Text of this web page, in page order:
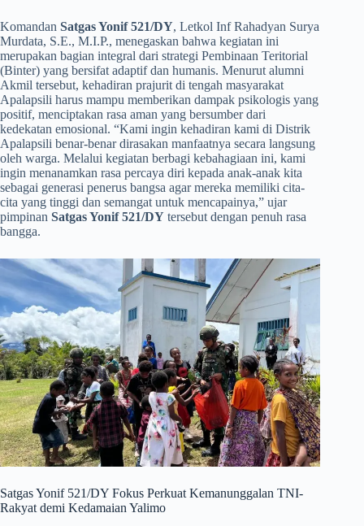
​Komandan Satgas Yonif 521/DY, Letkol Inf Rahadyan Surya
Murdata, S.E., M.I.P., menegaskan bahwa kegiatan ini
merupakan bagian integral dari strategi Pembinaan Teritorial
(Binter) yang bersifat adaptif dan humanis. Menurut alumni
Akmil tersebut, kehadiran prajurit di tengah masyarakat
Apalapsili harus mampu memberikan dampak psikologis yang
positif, menciptakan rasa aman yang bersumber dari
kedekatan emosional. “Kami ingin kehadiran kami di Distrik
Apalapsili benar-benar dirasakan manfaatnya secara langsung
oleh warga. Melalui kegiatan berbagi kebahagiaan ini, kami
ingin menanamkan rasa percaya diri kepada anak-anak kita
sebagai generasi penerus bangsa agar mereka memiliki cita-
cita yang tinggi dan semangat untuk mencapainya,” ujar
pimpinan Satgas Yonif 521/DY tersebut dengan penuh rasa
bangga.
​Satgas Yonif 521/DY Fokus Perkuat Kemanunggalan TNI-
Rakyat demi Kedamaian Yalimo